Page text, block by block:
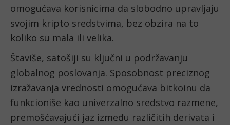
omogućava korisnicima da slobodno upravljaju
svojim kripto sredstvima, bez obzira na to
koliko su mala ili velika.
Štaviše, satošiji su ključni u podržavanju
globalnog poslovanja. Sposobnost preciznog
izražavanja vrednosti omogućava bitkoinu da
funkcioniše kao univerzalno sredstvo razmene,
premošćavajući jaz između različitih derivata i